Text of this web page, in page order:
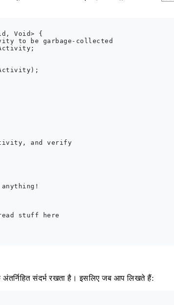
Void> {
to be garbage-collected
and verify
stuff here
संदर्भ रखता है। इसलिए जब आप लिखते हैं: